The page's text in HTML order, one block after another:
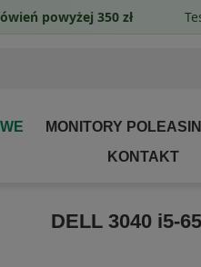
MONITORY
KONTAKT
DELL 3040 i5-
powyżej 350 zł